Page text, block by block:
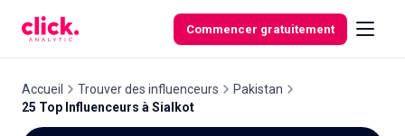
Commencer gratuitement
Accueil Trouver des influenceurs
Pakistan
25 Top Influenceurs à Sialkot